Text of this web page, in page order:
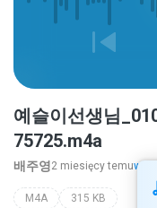
예슬이선생님
75725.m4a
배주영2 miesięcy temu
M4A 315 KB